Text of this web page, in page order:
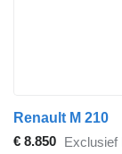
Renault M 210
€ 8.850 Exclusief